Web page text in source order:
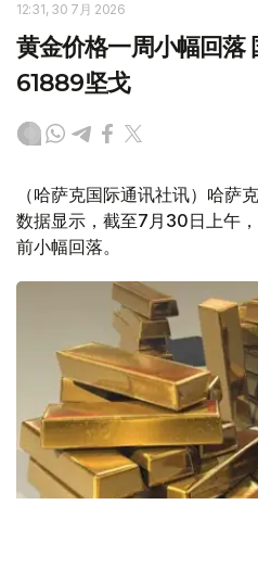
12:31, 30 7月 2026
黄金价格一周小幅回落
61889坚戈
（哈萨克国际通讯社讯）哈
数据显示，截至7月30日上午
前小幅回落。